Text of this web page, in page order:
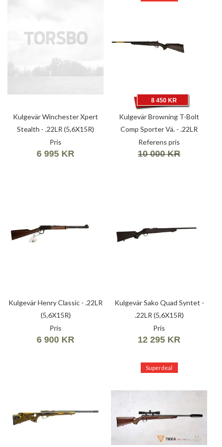
Kulgevär Winchester Xpert
Stealth - .22LR (5,6X15R)
Pris
6 995 KR
Kulgevär Browning T-Bolt
Comp Sporter Vä. - .22LR
(5,6X15R)
8 450 KR
Referens pris
10 000 KR
Kulgevär Henry Classic - .22LR
(5,6X15R)
Pris
6 900 KR
Kulgevär Sako Quad Syntet -
.22LR (5,6X15R)
Pris
12 295 KR
Superdeal